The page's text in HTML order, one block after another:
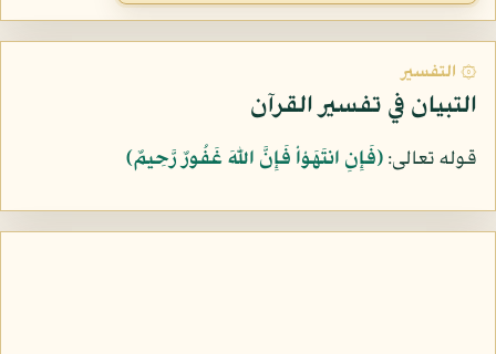
۞ التفسير
التبيان في تفسير القرآن
قوله تعالى:﴿فَإِنِ انتَهَوْاْ فَإِنَّ اللّهَ غَفُورٌ رَّحِيمٌ﴾